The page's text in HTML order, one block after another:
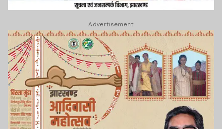
Advertisement